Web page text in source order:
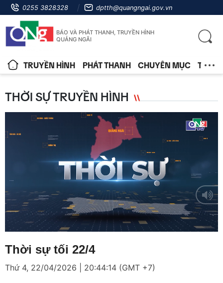
0255 3828328 dptth@quangngai.gov.vn
BÁO VÀ PHÁT THANH, TRUYỀN HÌNH
QUẢNG NGÃI
TRUYỀN HÌNH PHÁT THANH CHUYÊN MỤC TIN
THỜI SỰ TRUYỀN HÌNH
Mute Loaded
2.22%
Thời sự tối 22/4
Thứ 4, 22/04/2026 | 20:44:14 (GMT +7)